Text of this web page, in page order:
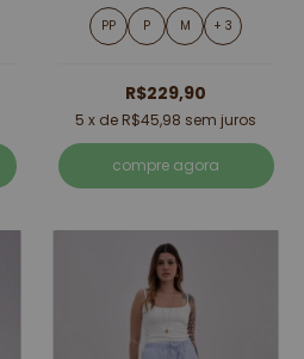
PP P M + 3
R$229,90
5 x de R$45,98 sem juros
compre agora